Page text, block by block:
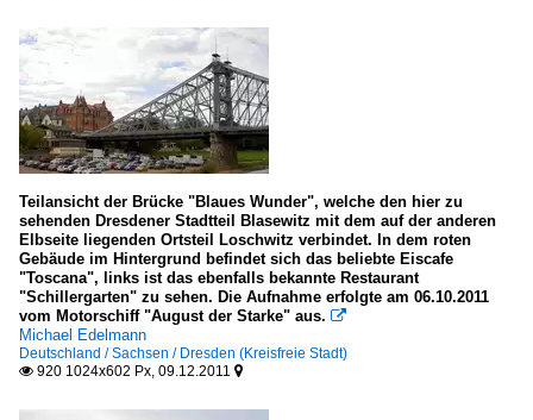
Teilansicht der Brücke "Blaues Wunder", welche den hier zu
sehenden Dresdener Stadtteil Blasewitz mit dem auf der anderen
Elbseite liegenden Ortsteil Loschwitz verbindet. In dem roten
Gebäude im Hintergrund befindet sich das beliebte Eiscafe
"Toscana", links ist das ebenfalls bekannte Restaurant
"Schillergarten" zu sehen. Die Aufnahme erfolgte am 06.10.2011
vom Motorschiff "August der Starke" aus. 
Michael Edelmann
Deutschland / Sachsen / Dresden (Kreisfreie Stadt)
 920 1024x602 Px, 09.12.2011 